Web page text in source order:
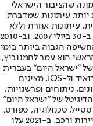
שהציבור הישראלי
יותר. עיתונות שמדברת
עיתונות אחרת וללא
תשלום. המהדורה המודפסת הראשונה פורסמה ב-30 ביולי 2007, וב-2010
הגבוה ביותר בימי
הוא עמר לחמנוביץ,
"ישראל היום" בעברית
ובאנגלית, כמו כן היישומונים (אפליקציות) לאנדרואיד ול-iOS, מציגים
ניתוחים ופרשנויות,
של "ישראל היום"
טכנולוגיה, ספורט,
כלכלה וצרכנות, בריאות, חיילים, אוכל, יהדות, תיירות ורכב. ב-2021 עלו